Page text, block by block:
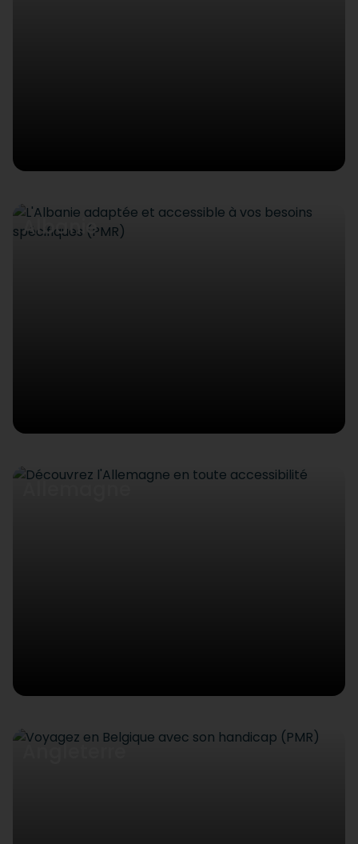
Albanie
Angleterre